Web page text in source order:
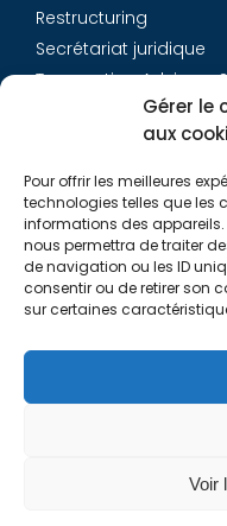
Gérer le
aux
Pour offrir les meilleures
technologies telles que les
informations des
nous permettra de traiter
de navigation ou les ID
consentir ou de retirer son
sur certaines
Voir
Restructuring
Secrétariat juridique
Transaction Advisory
Équipe
Carrières
Contact
Liens utiles
Politique de Cookies